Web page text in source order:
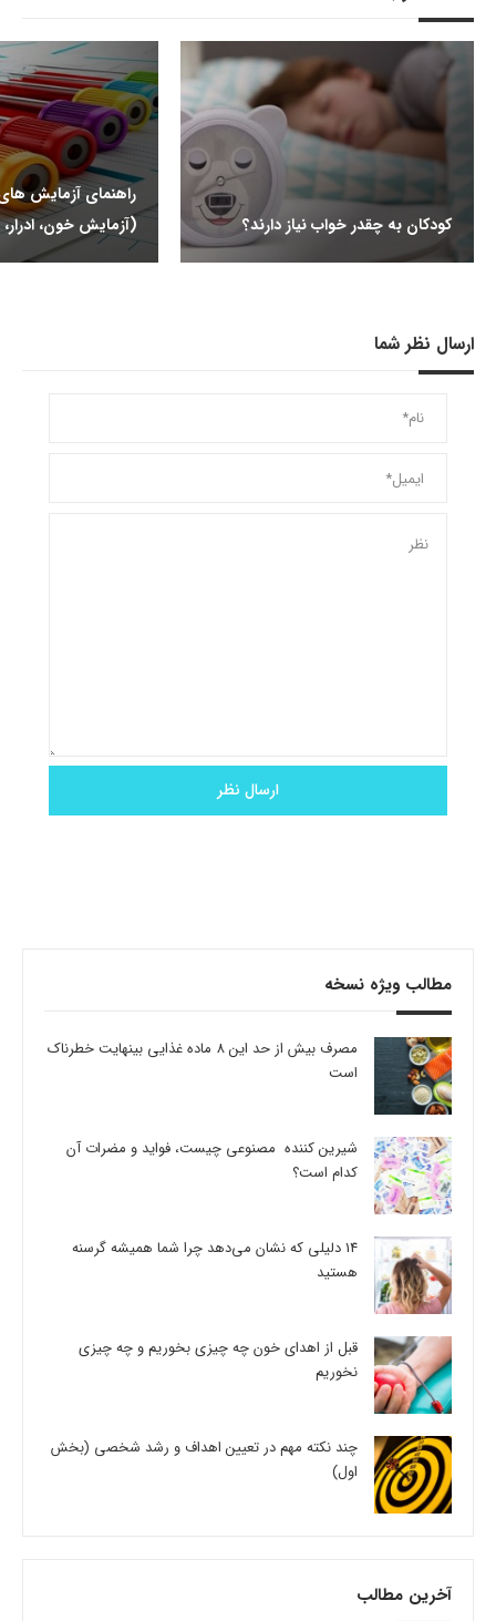
کودکان به چقدر خواب نیاز دارند؟
راهنمای آزمایش
(آزمایش خون،
ارسال نظر شما
مطالب ویژه نسخه
مصرف بیش از حد این 8 ماده غذایی بینهایت خطرناک
است
شیرین کننده مصنوعی چیست، فواید و مضرات آن
کدام است؟
14 دلیلی که نشان می‌دهد چرا شما همیشه گرسنه
هستید
قبل از اهدای خون چه چیزی بخوریم و چه چیزی
نخوریم
چند نکته مهم در تعیین اهداف و رشد شخصی (بخش
اول)
آخرین مطالب